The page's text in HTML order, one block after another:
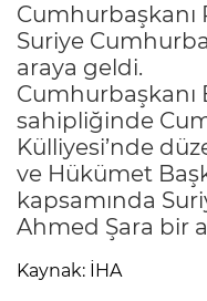
Cumhurbaşkanı
Suriye
araya geldi.
Cumhurbaşkanı
sahipliğinde
Külliyesi’nde
ve Hükümet
kapsamında
Ahmed Şara bir
Kaynak: İHA